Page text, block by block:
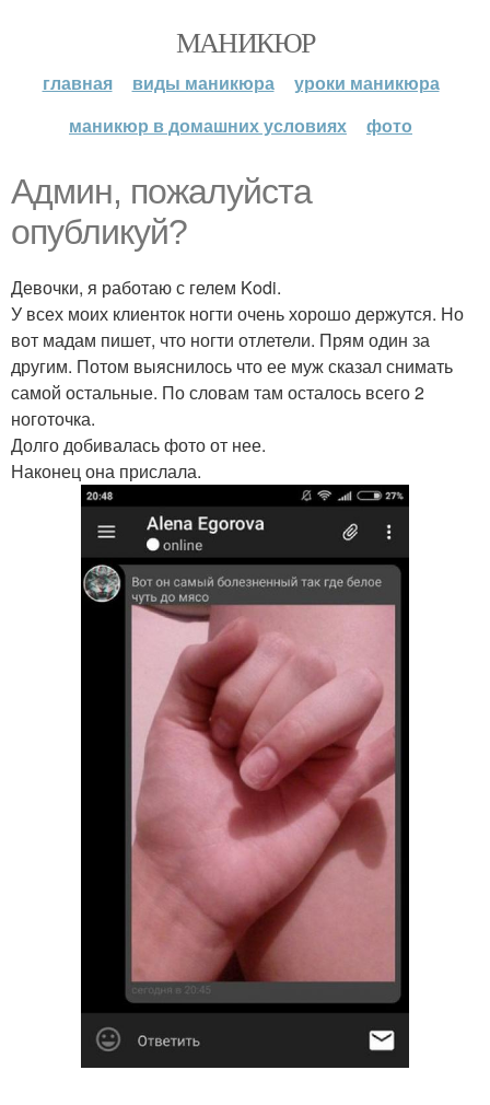
МАНИКЮР
главная виды маникюра
уроки маникюра
маникюр в домашних условиях
фото
Админ, пожалуйста
опубликуй?
Девочки, я работаю с гелем Kodi.
У всех моих клиенток ногти очень хорошо держутся. Но
вот мадам пишет, что ногти отлетели. Прям один за
другим. Потом выяснилось что ее муж сказал снимать
самой остальные. По словам там осталось всего 2
ноготочка.
Долго добивалась фото от нее.
Наконец она прислала.